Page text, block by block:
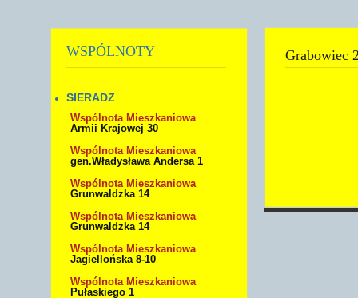
WSPÓLNOTY
SIERADZ
Wspólnota Mieszkaniowa
Armii Krajowej 30
Wspólnota Mieszkaniowa
gen.Władysława Andersa 1
Wspólnota Mieszkaniowa
Grunwaldzka 14
Wspólnota Mieszkaniowa
Grunwaldzka 14
Wspólnota Mieszkaniowa
Jagiellońska 8-10
Wspólnota Mieszkaniowa
Pułaskiego 1
Grabowiec